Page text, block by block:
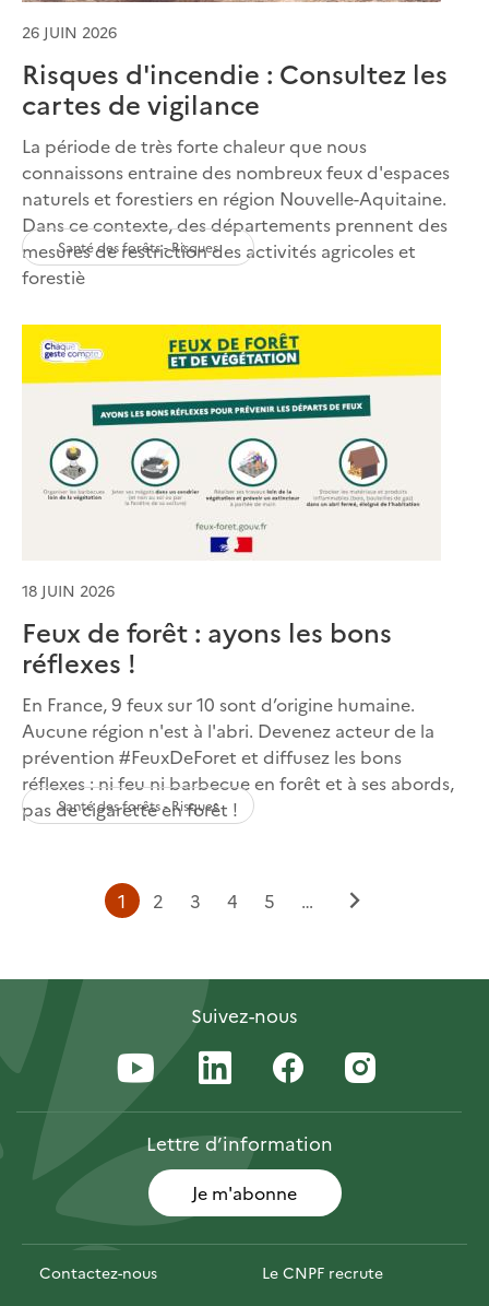
26 JUIN 2026
Risques d'incendie : Consultez les
cartes de vigilance
La période de très forte chaleur que nous
connaissons entraine des nombreux feux d'espaces
naturels et forestiers en région Nouvelle-Aquitaine.
Dans ce contexte, des départements prennent des
mesures de restriction des activités agricoles et
forestiè
Santé des forêts - Risques
18 JUIN 2026
Feux de forêt : ayons les bons
réflexes !
En France, 9 feux sur 10 sont d’origine humaine.
Aucune région n'est à l'abri. Devenez acteur de la
prévention #FeuxDeForet et diffusez les bons
réflexes : ni feu ni barbecue en forêt et à ses abords,
pas de cigarette en forêt !
Santé des forêts - Risques
Page
courante
1 Page
2 Page
3 Page
4 Page
5 …
Page
Suivez-nous
Lettred’information
Je m'abonne
Contactez-nous Le CNPF recrute